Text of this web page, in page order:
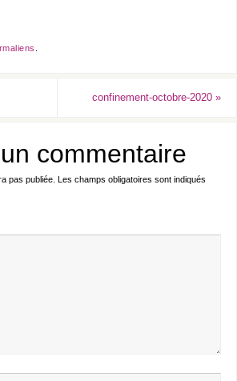
confinement-octobre-2020»
commentaire
pas publiée.
Les champs obligatoires sont indiqués